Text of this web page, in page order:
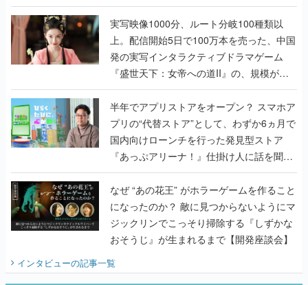
『TATSUJIN EXTREME』で初タッグを組
んだレジェンド2人に訊く開発秘話
実写映像1000分、ルート分岐100種類以
上。配信開始5日で100万本を売った、中国
発の実写インタラクティブドラマゲーム
『盛世天下：女帝への道II』の、規模が違
うこだわりをプロデューサーに聞いた
半年でアプリストアをオープン？ スマホア
プリの“代替ストア”として、わずか6ヵ月で
国内向けローンチを行った発見型ストア
『あっぷアリーナ！』仕掛け人に話を聞い
てみた
なぜ “あの花王” がホラーゲームを作ること
になったのか？ 敵に見つからないようにマ
ジックリンでこっそり掃除する『しずかな
おそうじ』が生まれるまで【開発座談会】
インタビューの記事一覧